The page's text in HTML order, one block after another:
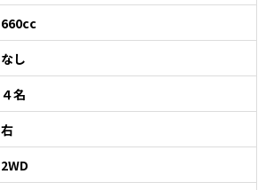
660cc
なし
４名
右
2WD